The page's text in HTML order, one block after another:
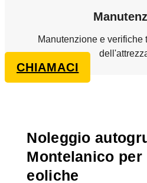
Manutenzione e verifiche
CHIAMACI
Noleggio
Montelanico
eoliche